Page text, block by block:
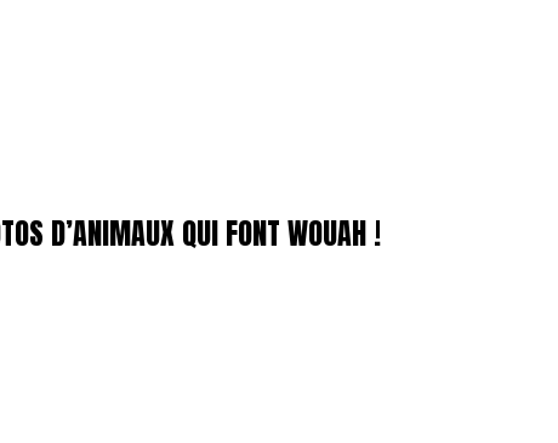
D’ANIMAUX QUI FONT WOUAH !